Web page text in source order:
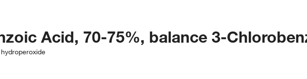
Acid, 70-75%, balance 3-